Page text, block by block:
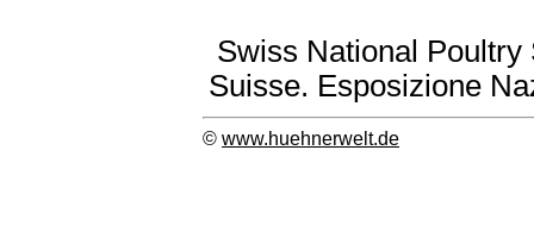
Swiss National
Suisse. Esposizione
© www.huehnerwelt.de